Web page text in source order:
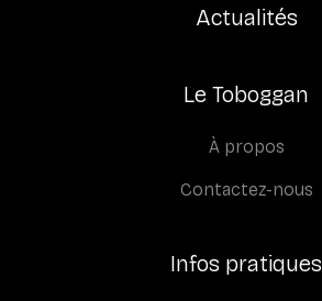
Actualités
Le Toboggan
À propos
Contactez-nous
Infos pratiques